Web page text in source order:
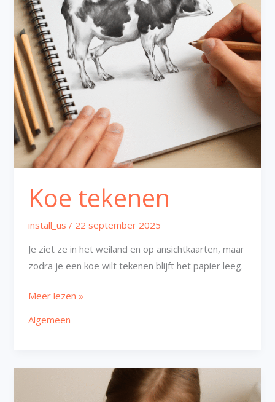
Koe tekenen
install_us / 22 september 2025
Je ziet ze in het weiland en op ansichtkaarten, maar
zodra je een koe wilt tekenen blijft het papier leeg.
Meer lezen »
Algemeen